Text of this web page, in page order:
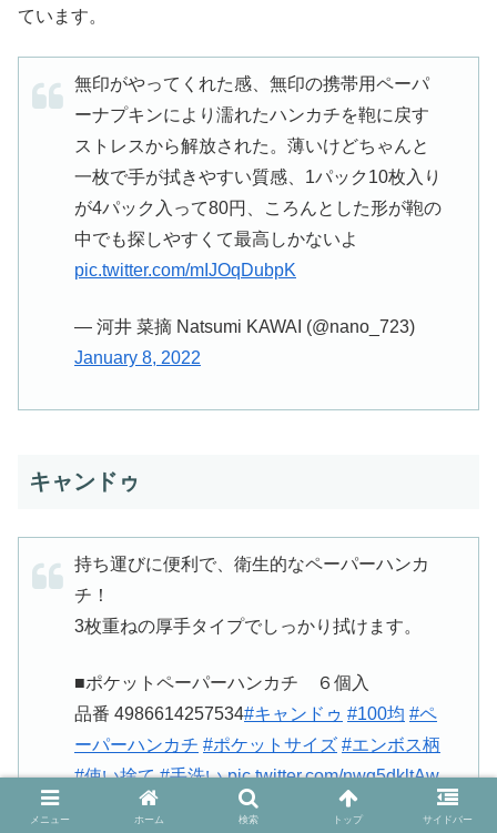
ています。
無印がやってくれた感、無印の携帯用ペーパ
ーナプキンにより濡れたハンカチを鞄に戻す
ストレスから解放された。薄いけどちゃんと
一枚で手が拭きやすい質感、1パック10枚入り
が4パック入って80円、ころんとした形が鞄の
中でも探しやすくて最高しかないよ
pic.twitter.com/mIJOqDubpK
— 河井 菜摘 Natsumi KAWAI (@nano_723)
January 8, 2022
キャンドゥ
持ち運びに便利で、衛生的なペーパーハンカ
チ！
3枚重ねの厚手タイプでしっかり拭けます。
■ポケットペーパーハンカチ ６個入
品番 4986614257534#キャンドゥ #100均 #ペ
ーパーハンカチ #ポケットサイズ #エンボス柄
#使い捨て #手洗い pic.twitter.com/nwq5dkltAw
メニュー ホーム 検索 トップ サイドバー